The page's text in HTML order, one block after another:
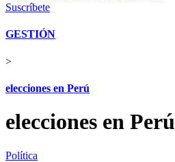
Suscríbete
GESTIÓN
>
elecciones en Perú
elecciones en Perú
Política